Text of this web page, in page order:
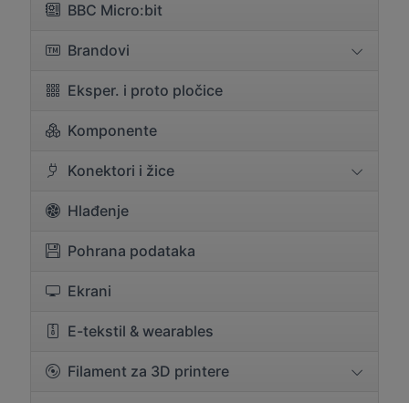
BBC Micro:bit
Brandovi
Eksper. i proto pločice
Komponente
Konektori i žice
Hlađenje
Pohrana podataka
Ekrani
E-tekstil & wearables
Filament za 3D printere